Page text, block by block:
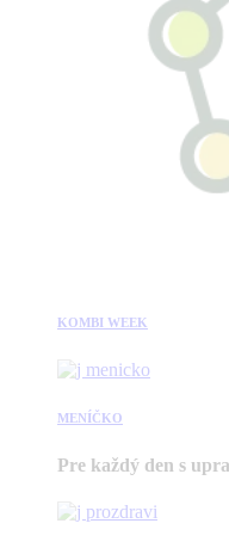
KOMBI WEEK
MENÍČKO
Pre každý den s